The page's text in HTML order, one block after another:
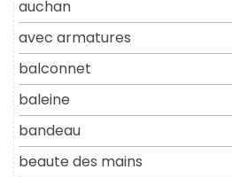
auchan
avec armatures
balconnet
baleine
bandeau
beaute des mains